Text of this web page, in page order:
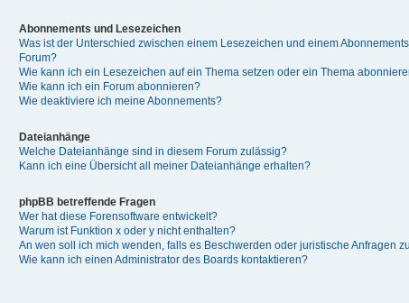
Abonnements und Lesezeichen
Was ist der Unterschied zwischen einem Lesezeichen und einem
Forum?
Wie kann ich ein Lesezeichen auf ein Thema setzen oder ein Thema
Wie kann ich ein Forum abonnieren?
Wie deaktiviere ich meine Abonnements?
Dateianhänge
Welche Dateianhänge sind in diesem Forum zulässig?
Kann ich eine Übersicht all meiner Dateianhänge erhalten?
phpBB betreffende Fragen
Wer hat diese Forensoftware entwickelt?
Warum ist Funktion x oder y nicht enthalten?
An wen soll ich mich wenden, falls es Beschwerden oder juristische Anfragen
Wie kann ich einen Administrator des Boards kontaktieren?